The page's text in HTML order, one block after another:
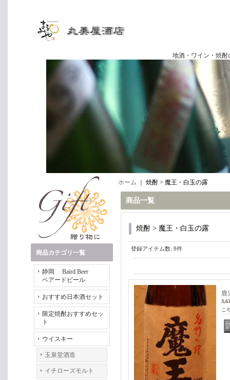
地酒・ワイン・焼酎の専門店
商品カテゴリ一覧
静岡 Baird Beer
ベアードビール
おすすめ日本酒セット
限定焼酎おすすめセッ
ト
ウイスキー
玉泉堂酒造
イチローズモルト
ホーム 焼酎 > 魔王・白玉の露
商品一覧
焼酎 > 魔王・白玉の露
登録アイテム数: 8件
鹿
こ